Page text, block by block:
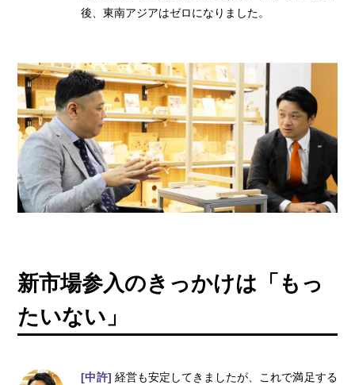
後、東南アジアはゼロになりました。
新市場参入のきっかけは「もっ
たいない」
[中許] 経営も安定してきましたが、これで満足する